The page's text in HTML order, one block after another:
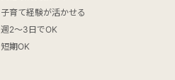
子育て経験が活かせる
週2～3日でOK
短期OK